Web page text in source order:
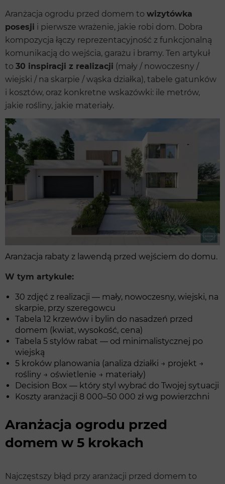
Aranżacja ogrodu przed domem to wizytówka
posesji i pierwsze wrażenie, jakie robi dom. Dobra
kompozycja łączy reprezentacyjność z funkcjonalną
komunikacją do wejścia, garażu i bramy. Ten artykuł
to 30 inspiracji z realizacji (mały / nowoczesny /
wiejski / na skarpie / wąska działka), tabele gatunków
i kosztów, oraz konkretne wskazówki: ile metrów,
jakie rośliny, jakie materiały.
Aranżacja rabaty z lawendą przed wejściem do domu.
W tym artykule:
30 zdjęć z realizacji — mały, nowoczesny, wiejski, na
skarpie, przy szeregowcu
Tabela 12 krzewów i bylin do nasadzeń przed
domem (kwiat, wysokość, cena)
Tabela 5 stylów rabat — od minimalistycznej po
wiejską
5 kroków planowania (analiza działki → projekt →
rośliny → oświetlenie → materiały)
Decision Box — który styl wybrać do Twojej sytuacji
Koszty aranżacji 8 000–50 000 zł wg powierzchni
Aranżacja ogrodu przed
domem w 5 krokach
Najczęstszy błąd przy aranżacji przed domem to